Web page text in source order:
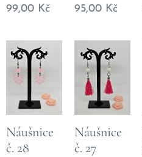
99,00 Kč 95,00 Kč
Náušnice
č. 28
Náušnice
č. 27